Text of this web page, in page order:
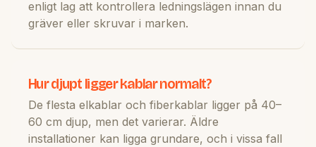
enligt lag att kontrollera ledningslägen innan du
gräver eller skruvar i marken.
Hur djupt ligger kablar normalt?
De flesta elkablar och fiberkablar ligger på 40–
60 cm djup, men det varierar. Äldre
installationer kan ligga grundare, och i vissa fall